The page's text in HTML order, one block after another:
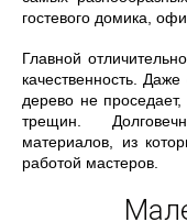
гостевого домика,
Главной
качественность.
дерево не
трещин.
материалов, из
работой мастеров.